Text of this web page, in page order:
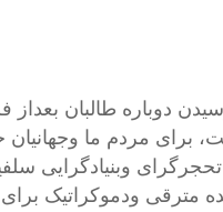
دوباره طالبان
به تاریخ 15 اگست 2021 صورت گرفت، برای
تحجرگرای وبنیادگرایی
مترقی ودموکراتیک